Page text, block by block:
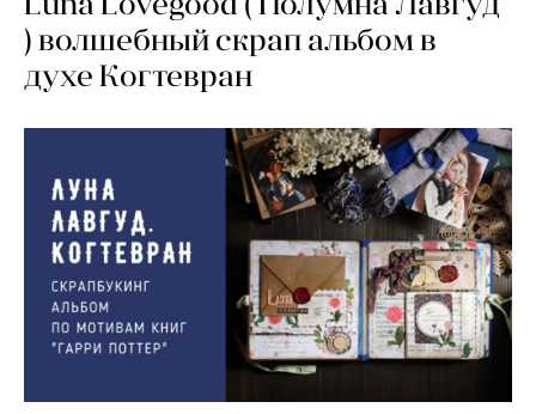
) волшебный скрап альбом в
духе Когтевран